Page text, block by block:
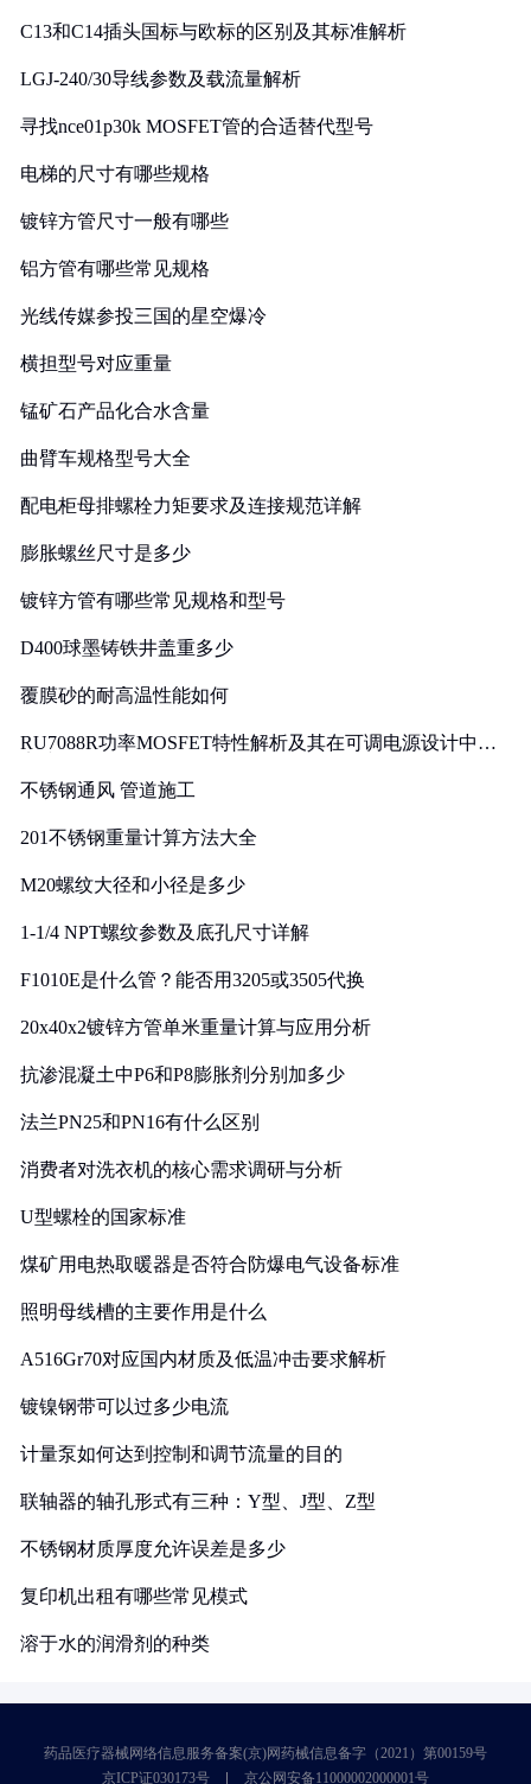
C13和C14插头国标与欧标的区别及其标准解析
LGJ-240/30导线参数及载流量解析
寻找nce01p30k MOSFET管的合适替代型号
电梯的尺寸有哪些规格
镀锌方管尺寸一般有哪些
铝方管有哪些常见规格
光线传媒参投三国的星空爆冷
横担型号对应重量
锰矿石产品化合水含量
曲臂车规格型号大全
配电柜母排螺栓力矩要求及连接规范详解
膨胀螺丝尺寸是多少
镀锌方管有哪些常见规格和型号
D400球墨铸铁井盖重多少
覆膜砂的耐高温性能如何
RU7088R功率MOSFET特性解析及其在可调电源设计中的
不锈钢通风 管道施工
201不锈钢重量计算方法大全
M20螺纹大径和小径是多少
1-1/4 NPT螺纹参数及底孔尺寸详解
F1010E是什么管？能否用3205或3505代换
20x40x2镀锌方管单米重量计算与应用分析
抗渗混凝土中P6和P8膨胀剂分别加多少
法兰PN25和PN16有什么区别
消费者对洗衣机的核心需求调研与分析
U型螺栓的国家标准
煤矿用电热取暖器是否符合防爆电气设备标准
照明母线槽的主要作用是什么
A516Gr70对应国内材质及低温冲击要求解析
镀镍钢带可以过多少电流
计量泵如何达到控制和调节流量的目的
联轴器的轴孔形式有三种：Y型、J型、Z型
不锈钢材质厚度允许误差是多少
复印机出租有哪些常见模式
溶于水的润滑剂的种类
药品医疗器械网络信息服务备案(京)网药械信息备字（2021）第00159号
京ICP证030173号
京公网安备11000002000001号